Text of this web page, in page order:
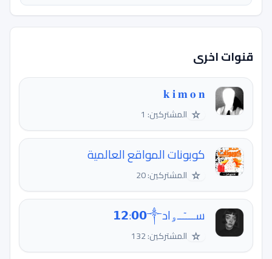
قنوات اخرى
𝐤 𝐢 𝐦 𝐨 𝐧
☆ المشتركين: 1
كوبونات المواقع العالمية
☆ المشتركين: 20
ســــٓــﯠاد‍‍‍𝟭𝟮:𝟬𝟬༒
☆ المشتركين: 132